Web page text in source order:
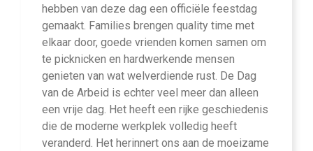
hebben van deze dag een officiële feestdag
gemaakt. Families brengen quality time met
elkaar door, goede vrienden komen samen om
te picknicken en hardwerkende mensen
genieten van wat welverdiende rust. De Dag
van de Arbeid is echter veel meer dan alleen
een vrije dag. Het heeft een rijke geschiedenis
die de moderne werkplek volledig heeft
veranderd. Het herinnert ons aan de moeizame